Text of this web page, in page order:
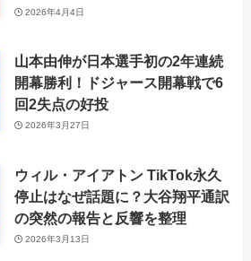
2026年4月4日
山本由伸が日本選手初の2年連続
開幕勝利！ドジャース開幕戦で6
回2失点の好投
2026年3月27日
ウィル・アイアトン TikTok永久
停止はなぜ話題に？大谷翔平通訳
の突然の報告と反響を整理
2026年3月13日